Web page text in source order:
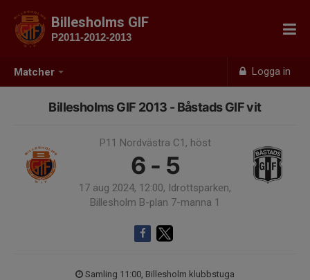
Matcher Logga in
Billesholms GIF
P2011-2012-2013
Billesholms GIF 2013 - Båstads GIF vit
P11 Nordvästra C1, höst
6 - 5
17 aug 2024, 12:00, Idrottsparken,
Billesholm B-plan 7-manna 1
Samling 11:00, Billesholm klubbstuga